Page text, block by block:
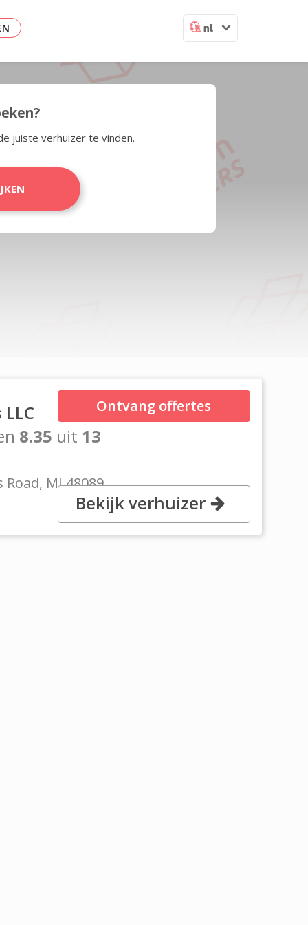
nl
juiste verhuizer te vinden.
8.35 uit 13
MI 48089
Ontvang offertes
Bekijk verhuizer